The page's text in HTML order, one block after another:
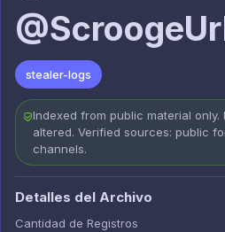
stealer-logs
Indexed from public material
altered. Verified sources: public
channels.
Detalles del Archivo
Cantidad de Registros